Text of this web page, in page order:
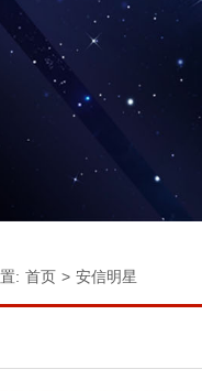
: 首页 > 安信明星